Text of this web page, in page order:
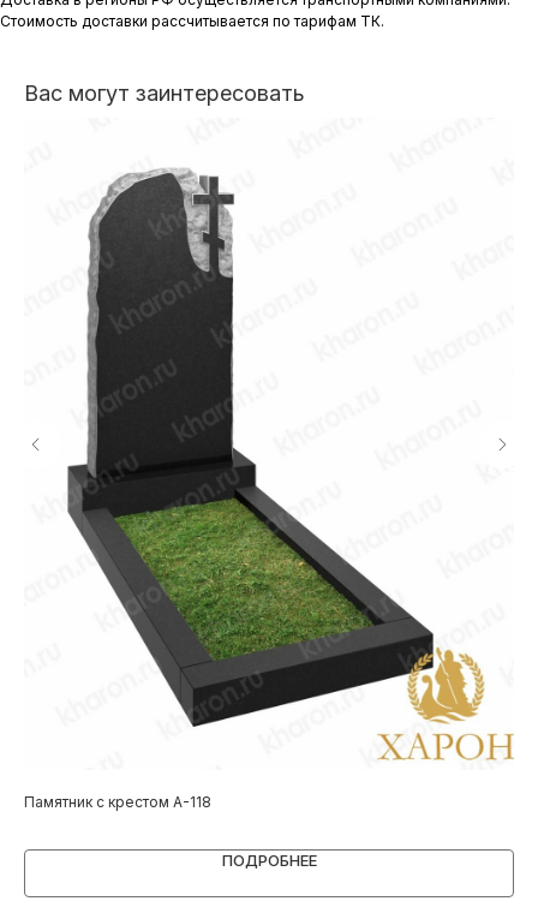
Стоимость доставки рассчитывается по тарифам ТК.
Вас могут заинтересовать
Памятник с крестом А-118
ПОДРОБНЕЕ